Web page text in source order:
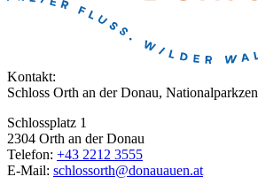
Kontakt:
Schloss Orth an der Donau,
Schlossplatz 1
2304 Orth an der Donau
Telefon: +43 2212 3555
E-Mail: schlossorth@donauauen.at